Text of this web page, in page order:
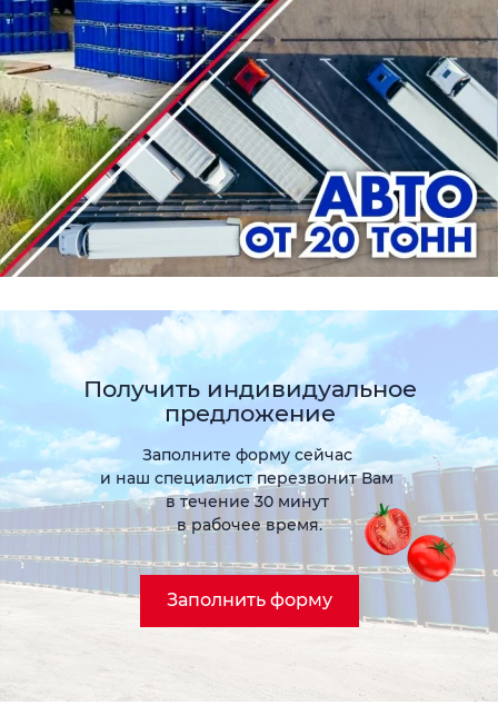
Получить индивидуальное
предложение
Заполните форму сейчас
и наш специалист перезвонит Вам
в течение 30 минут
в рабочее время.
Заполнить форму